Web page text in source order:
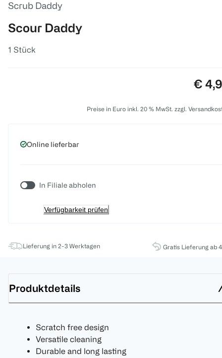
Scrub Daddy
Scour Daddy
1 Stück
€
Preise in Euro inkl. 20 % MwSt. zzgl.
Online lieferbar
In Filiale abholen
Verfügbarkeit prüfen
Lieferung in 2-3 Werktagen Gratis Lieferung ab
Produktdetails
Scratch free design
Versatile cleaning
Durable and long lasting